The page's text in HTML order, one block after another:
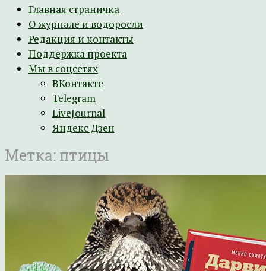
Главная страничка
О журнале и водоросли
Редакция и контакты
Поддержка проекта
Мы в соцсетях
ВКонтакте
Telegram
LiveJournal
Яндекс Дзен
Метка: птицы